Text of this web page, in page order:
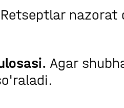
Retseptlar nazorat
Agar